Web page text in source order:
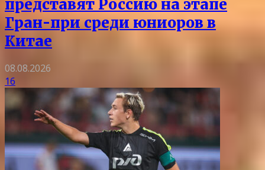
представят Россию на этапе
Гран-при среди юниоров в
Китае
08.08.2026
16